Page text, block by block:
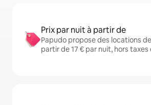
Prix par nuit à partir de
Papudo propose des locations
partir de 17 € par nuit, hors taxes